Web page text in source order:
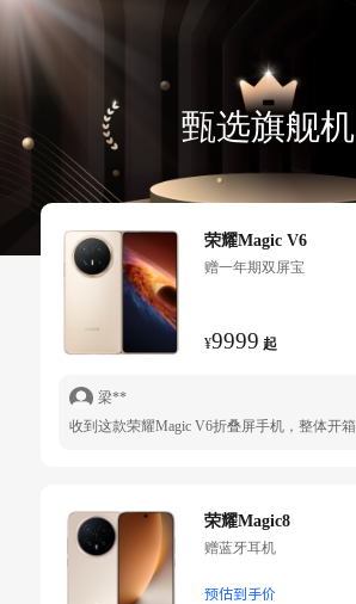
甄选旗舰机
荣耀Magic V6
赠一年期双屏宝
¥9999 起
梁**
荣耀Magic8
赠蓝牙耳机
预估到手价